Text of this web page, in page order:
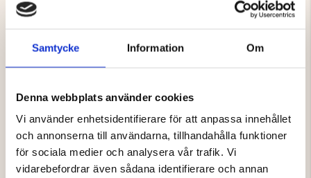
Samtycke Information Om
Denna webbplats använder cookies
Vi använder enhetsidentifierare för att anpassa innehållet
och annonserna till användarna, tillhandahålla funktioner
för sociala medier och analysera vår trafik. Vi
vidarebefordrar även sådana identifierare och annan
Material
1-lagers dropstitch-konstruktion
EVA
Mått